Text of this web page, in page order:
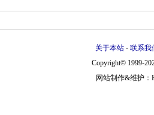
关于本站 - 联系我
Copyright© 1999-
网站制作&维护